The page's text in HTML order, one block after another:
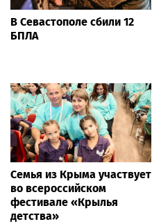
В Севастополе сбили 12
БПЛА
Семья из Крыма участвует
во всероссийском
фестивале «Крылья
детства»